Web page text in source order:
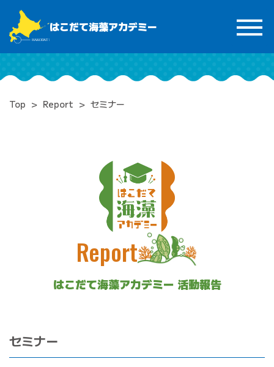
はこだて海藻アカデミー
Top Report セミナー
Report
はこだて海藻アカデミー 活動報告
セミナー